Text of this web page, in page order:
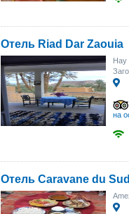
Отель Riad Dar Zaouia
Hay
на
Отель Caravane du